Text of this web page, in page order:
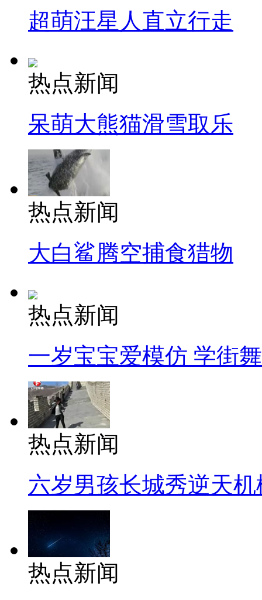
超萌汪星人直立行走
热点新闻
呆萌大熊猫滑雪取乐
热点新闻
大白鲨腾空捕食猎物
热点新闻
一岁宝宝爱模仿 学街
热点新闻
六岁男孩长城秀逆天机
热点新闻